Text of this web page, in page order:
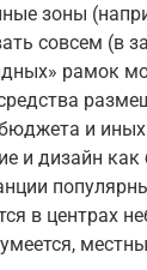
зоны
совсем (в
рамок
и
и дизайн как
в центрах